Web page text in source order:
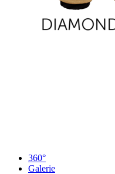
360°
Galerie